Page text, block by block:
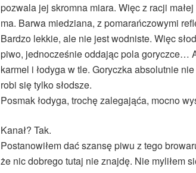
pozwala jej skromna miara. Więc z racji
ma. Barwa miedziana, z pomarańczowymi
Bardzo lekkie, ale nie jest wodniste. Więc
piwo, jednocześnie oddając pola goryczce…
karmel i łodyga w tle. Goryczka absolutnie
robi się tylko słodsze.
Posmak łodyga, trochę zalegająća, mocno
Kanał? Tak.
Postanowiłem dać szansę piwu z tego
że nic dobrego tutaj nie znajdę. Nie myliłem